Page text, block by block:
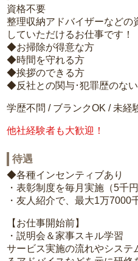
資格不要
整理収納アドバイザーなどの
していただけるお仕事です！
◆お掃除が得意な方
◆時間を守れる方
◆挨拶のできる方
◆反社との関与･犯罪歴のな
学歴不問 / ブランクOK / 未経
他社経験者も大歓迎！
待遇
◆各種インセンティブあり
・表彰制度を毎月実施（5千
・友人紹介で、最大1万7000
【お仕事開始前】
・説明会＆家事スキル学習
サービス実施の流れやシステ